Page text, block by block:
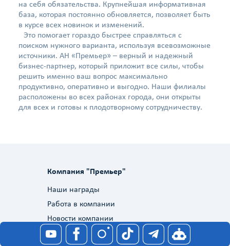
на себя обязательства. Крупнейшая информативная
база, которая постоянно обновляется, позволяет быть
в курсе всех новинок и изменений.
Это помогает гораздо быстрее справляться с
поиском нужного варианта, используя всевозможные
источники. АН «Премьер» – верный и надежный
бизнес-партнер, который приложит все силы, чтобы
решить именно ваш вопрос максимально
продуктивно, оперативно и выгодно. Наши филиалы
расположены во всех районах города, они открыты
для всех и готовы к плодотворному сотрудничеству.
Компания "Премьер"
Наши награды
Работа в компании
Новости компании
Служба качества